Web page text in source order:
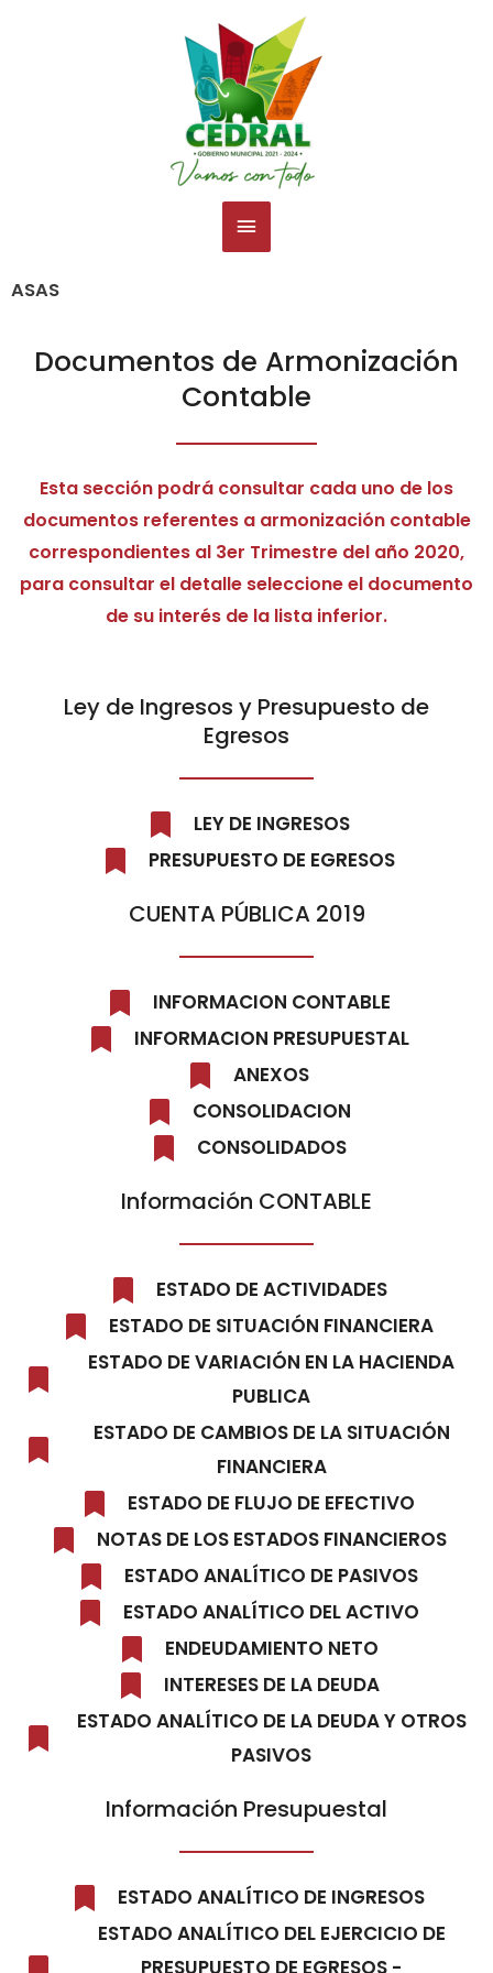
Menú
principal
ASAS
Documentos de Armonización
Contable
Esta sección podrá consultar cada uno de los
documentos referentes a armonización contable
correspondientes al 3er Trimestre del año 2020,
para consultar el detalle seleccione el documento
de su interés de la lista inferior.
Ley de Ingresos y Presupuesto de
Egresos
LEY DE INGRESOS
PRESUPUESTO DE EGRESOS
CUENTA PÚBLICA 2019
INFORMACION CONTABLE
INFORMACION PRESUPUESTAL
ANEXOS
CONSOLIDACION
CONSOLIDADOS
Información CONTABLE
ESTADO DE ACTIVIDADES
ESTADO DE SITUACIÓN FINANCIERA
ESTADO DE VARIACIÓN EN LA HACIENDA
PUBLICA
ESTADO DE CAMBIOS DE LA SITUACIÓN
FINANCIERA
ESTADO DE FLUJO DE EFECTIVO
NOTAS DE LOS ESTADOS FINANCIEROS
ESTADO ANALÍTICO DE PASIVOS
ESTADO ANALÍTICO DEL ACTIVO
ENDEUDAMIENTO NETO
INTERESES DE LA DEUDA
ESTADO ANALÍTICO DE LA DEUDA Y OTROS
PASIVOS
Información Presupuestal
ESTADO ANALÍTICO DE INGRESOS
ESTADO ANALÍTICO DEL EJERCICIO DE